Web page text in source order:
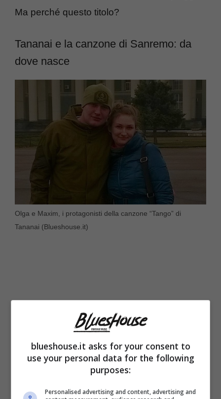
Ma perché questo titolo?
Tananai e la canzone di Sanremo: da
dove nasce
Olga e Maxim, i protagonisti della canzone “Tango” di
Tananai (Blueshouse.it)
“Tango” di Tananai è una canzone d’amore,
blueshouse.it asks for your consent to
use your personal data for the following
purposes:
Personalised advertising and content, advertising and